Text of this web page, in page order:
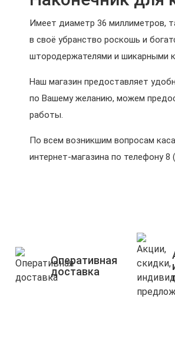
Имеет диаметр 36 миллиметров,
в своё убранство роскошь и
штородержателями и шикарными
Наш магазин предоставляет
по Вашему желанию, можем
работы.
По всем возникшим вопросам
интернет-магазина по телефону 8
Оперативная
доставка